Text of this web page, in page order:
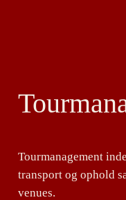
Tourmanagement
transport og ophold
venues.